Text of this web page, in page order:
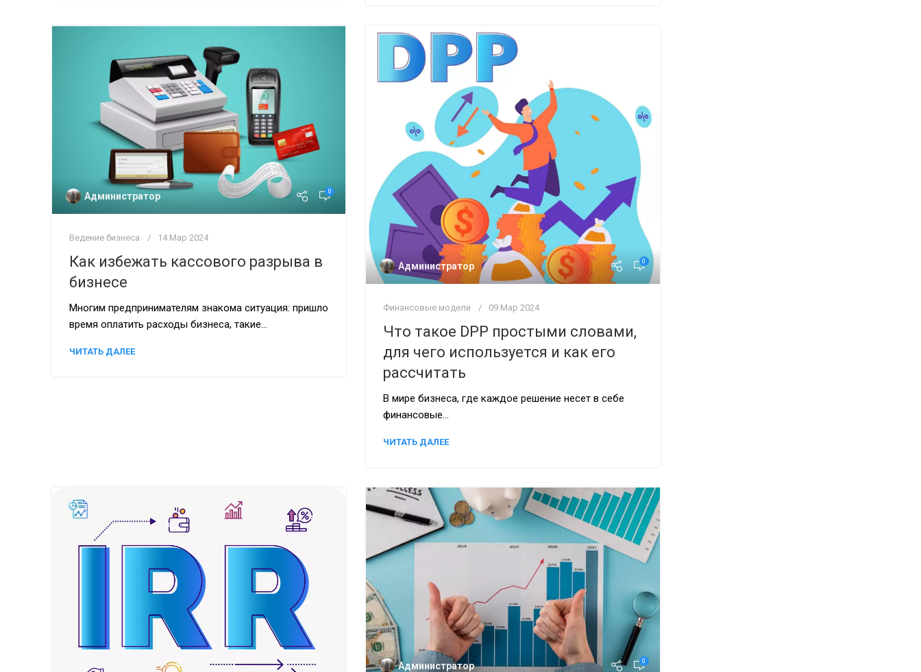
Администратор 0
Ведение бизнеса 14 Мар 2024
Как избежать кассового разрыва в
бизнесе
Многим предпринимателям знакома ситуация: пришло
время оплатить расходы бизнеса, такие...
ЧИТАТЬ ДАЛЕЕ
Администратор 0
Финансовые модели 09 Мар 2024
Что такое DPP простыми словами,
для чего используется и как его
рассчитать
В мире бизнеса, где каждое решение несет в себе
финансовые...
ЧИТАТЬ ДАЛЕЕ
Администратор 0